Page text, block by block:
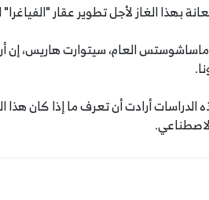
بهذا الغاز لأجل تطوير عقار
العام، سيتوارت هاريس، إن
أرادت أن تعرف ما إذا كان